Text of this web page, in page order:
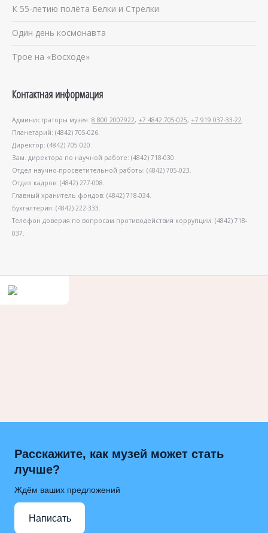
К 55-летию полёта Белки и Стрелки
Один день космонавта
Трое на «Восходе»
Контактная информация
Администраторы музея: 8 800 2007922, +7 4842 705-025, +7 919 037-33-22.
Планетарий: (4842) 705-026.
Директор: (4842) 705-020.
Зам. директора по научной работе: (4842) 718-030.
Отдел научно-просветительной работы: (4842) 705-023.
Отдел кадров: (4842) 277-008.
Главный хранитель фондов: (4842) 718-034.
Бухгалтерия: (4842) 222-333.
Телефон доверия по вопросам противодействия коррупции: (4842) 718-
037.
Расскажите, как музей может стать
лучше?
Ждём ваших предложений
Написать